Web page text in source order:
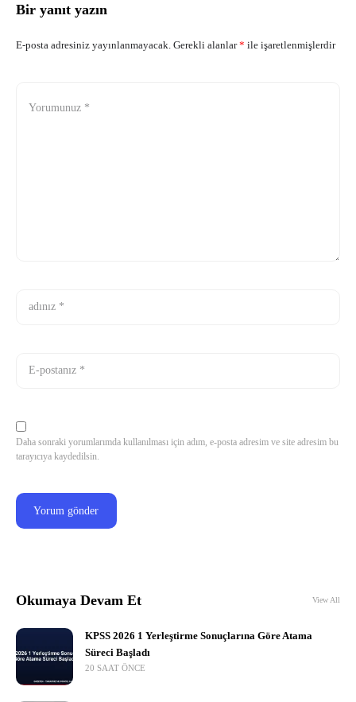
Bir yanıt yazın
E-posta adresiniz yayınlanmayacak. Gerekli alanlar* ile işaretlenmişlerdir
Daha sonraki yorumlarımda kullanılması için adım, e-posta adresim ve site adresim bu
tarayıcıya kaydedilsin.
Okumaya Devam Et View All
KPSS 2026 1 Yerleştirme Sonuçlarına Göre Atama
Süreci Başladı
20 SAAT ÖNCE